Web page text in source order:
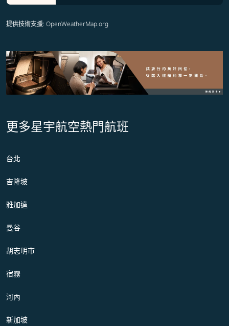
提供技術支援: OpenWeatherMap.org
更多星宇航空熱門航班
台北
吉隆坡
雅加達
曼谷
胡志明市
宿霧
河內
新加坡